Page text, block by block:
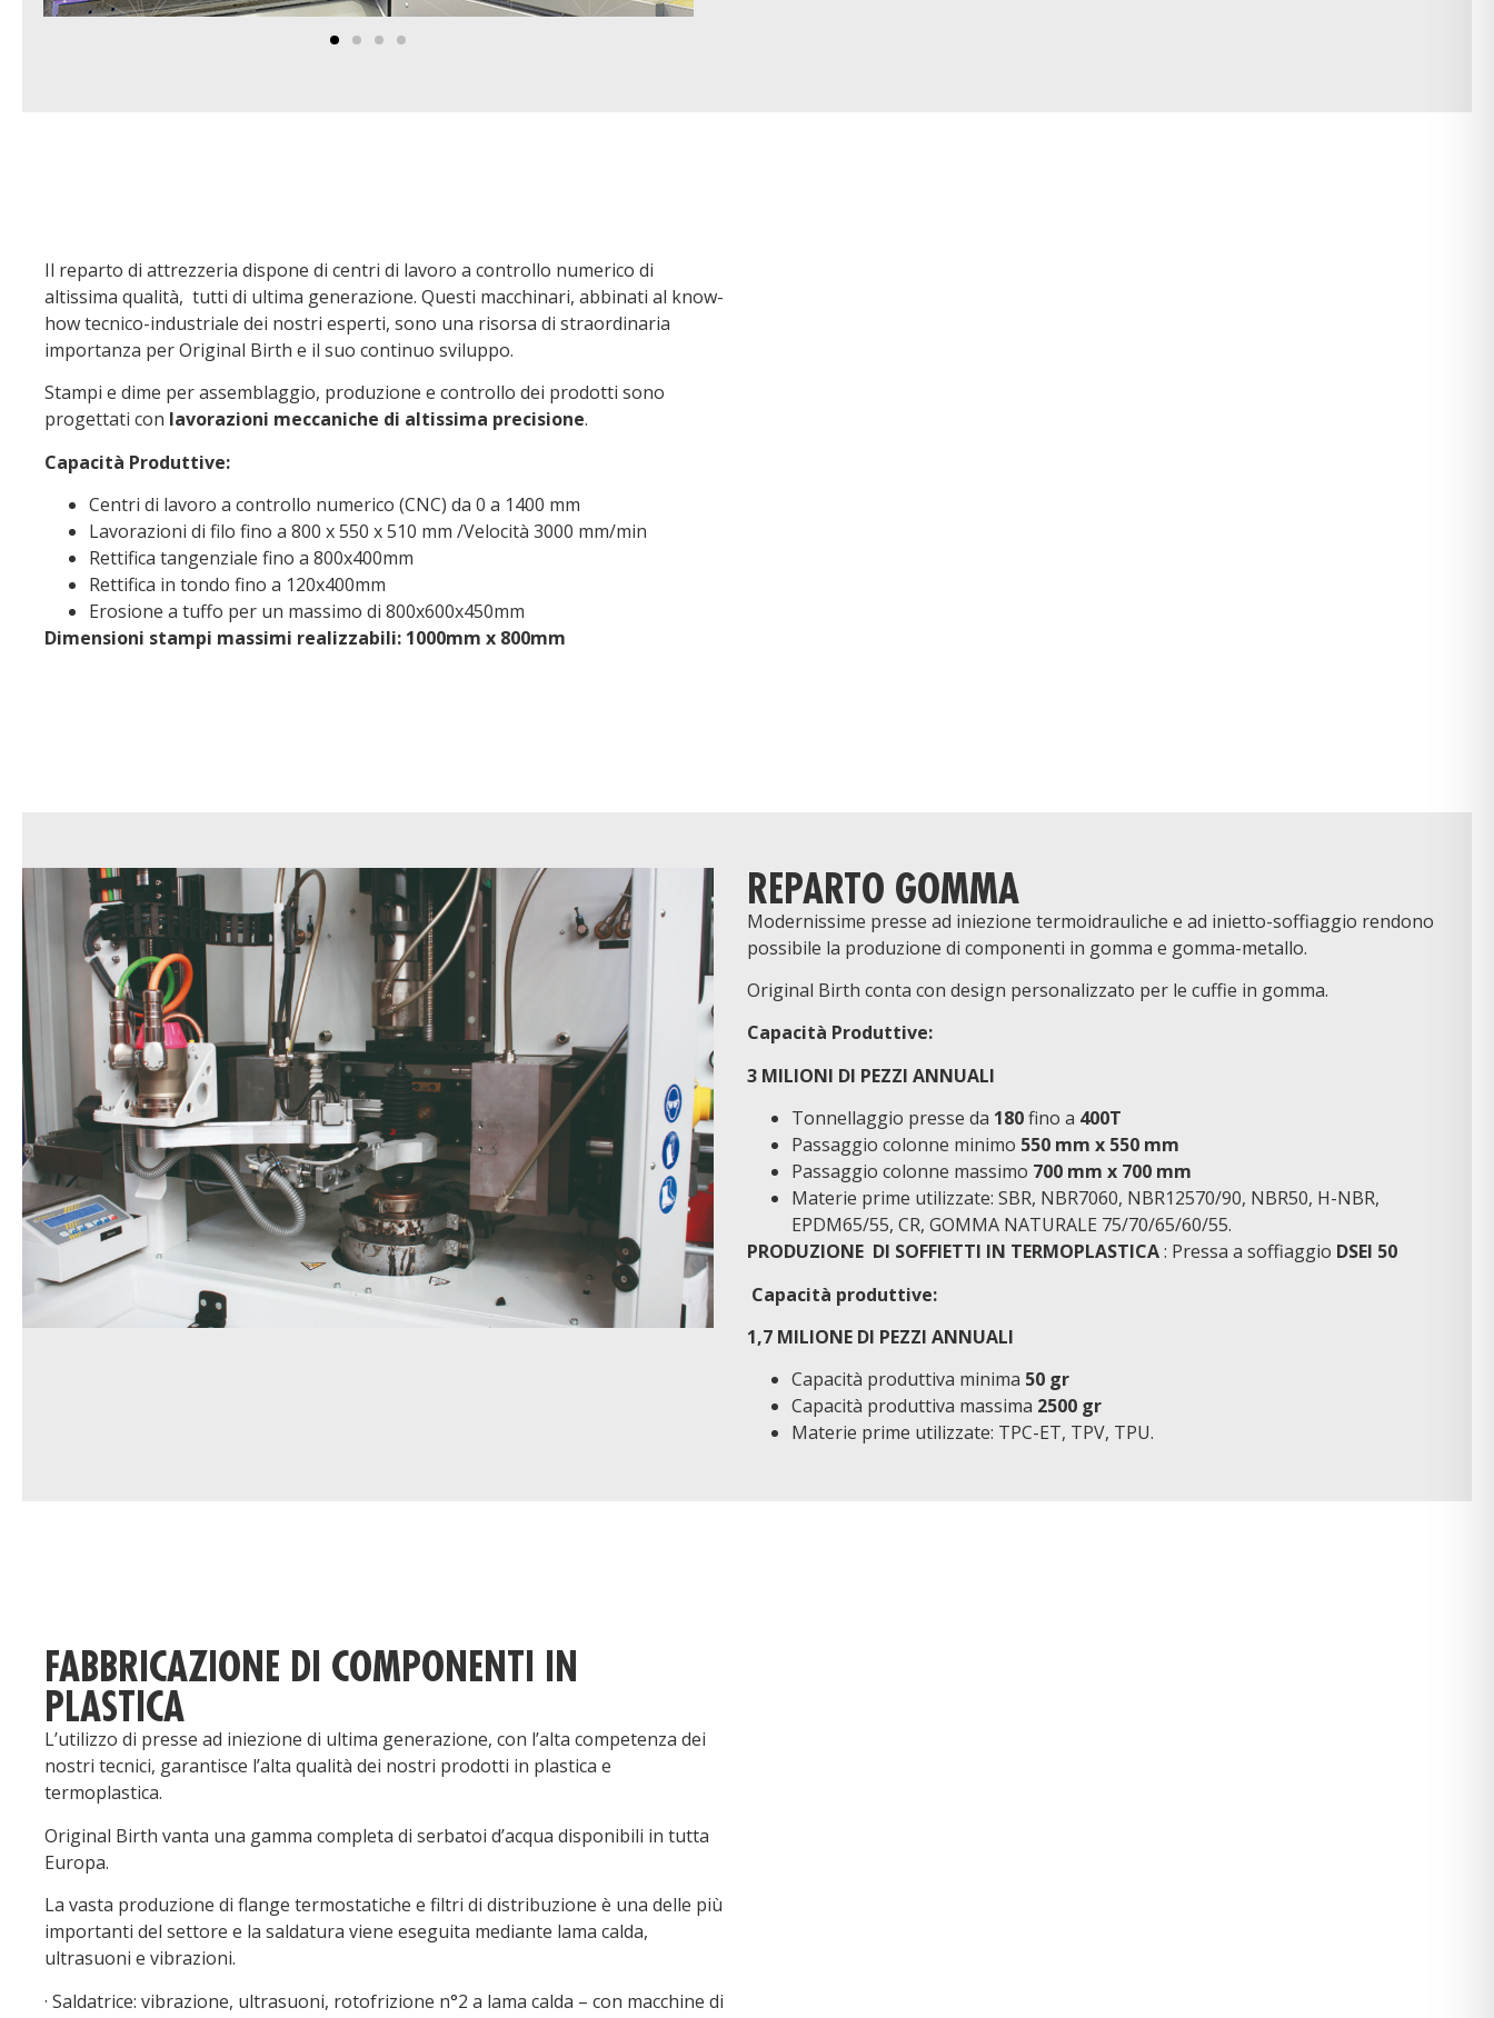
Il reparto di attrezzeria dispone di centri di lavoro a controllo numerico di
altissima qualità, tutti di ultima generazione. Questi macchinari, abbinati al know-
how tecnico-industriale dei nostri esperti, sono una risorsa di straordinaria
importanza per Original Birth e il suo continuo sviluppo.
Stampi e dime per assemblaggio, produzione e controllo dei prodotti sono
progettati con lavorazioni meccaniche di altissima precisione.
Capacità Produttive:
Centri di lavoro a controllo numerico (CNC) da 0 a 1400 mm
Lavorazioni di filo fino a 800 x 550 x 510 mm /Velocità 3000 mm/min
Rettifica tangenziale fino a 800x400mm
Rettifica in tondo fino a 120x400mm
Erosione a tuffo per un massimo di 800x600x450mm
Dimensioni stampi massimi realizzabili: 1000mm x 800mm
REPARTO GOMMA
Modernissime presse ad iniezione termoidrauliche e ad inietto-soffiaggio rendono
possibile la produzione di componenti in gomma e gomma-metallo.
Original Birth conta con design personalizzato per le cuffie in gomma.
Capacità Produttive:
3 MILIONI DI PEZZI ANNUALI
Tonnellaggio presse da 180fino a 400T
Passaggio colonne minimo 550 mm x 550 mm
Passaggio colonne massimo 700 mm x 700 mm
Materie prime utilizzate: SBR, NBR7060, NBR12570/90, NBR50, H-NBR,
EPDM65/55, CR, GOMMA NATURALE 75/70/65/60/55.
PRODUZIONE DI SOFFIETTI IN TERMOPLASTICA: Pressa a soffiaggio DSEI 50
Capacità produttive:
1,7 MILIONE DI PEZZI ANNUALI
Capacità produttiva minima 50 gr
Capacità produttiva massima 2500 gr
Materie prime utilizzate: TPC-ET, TPV, TPU.
FABBRICAZIONE DI COMPONENTI IN
PLASTICA
L’utilizzo di presse ad iniezione di ultima generazione, con l’alta competenza dei
nostri tecnici, garantisce l’alta qualità dei nostri prodotti in plastica e
termoplastica.
Original Birth vanta una gamma completa di serbatoi d’acqua disponibili in tutta
Europa.
La vasta produzione di flange termostatiche e filtri di distribuzione è una delle più
importanti del settore e la saldatura viene eseguita mediante lama calda,
ultrasuoni e vibrazioni.
· Saldatrice: vibrazione, ultrasuoni, rotofrizione n°2 a lama calda – con macchine di